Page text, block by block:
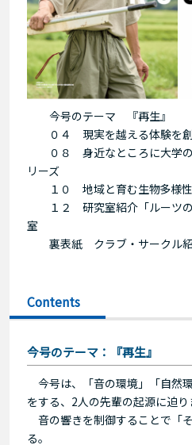
今号のテーマ 『再生』
０４ 現実を越える体験を創
０８ 身近なところに大学の
リーズ
１０ 地域と育む生物多様
１２ 研究室紹介「ルーツ
室
裏表紙 クラブ・サークル
Contents
今号のテーマ：『再生』
今号は、「音の環境」「自然
をする、2人の先輩の起源に迫
音の響きを制御することで「
る。